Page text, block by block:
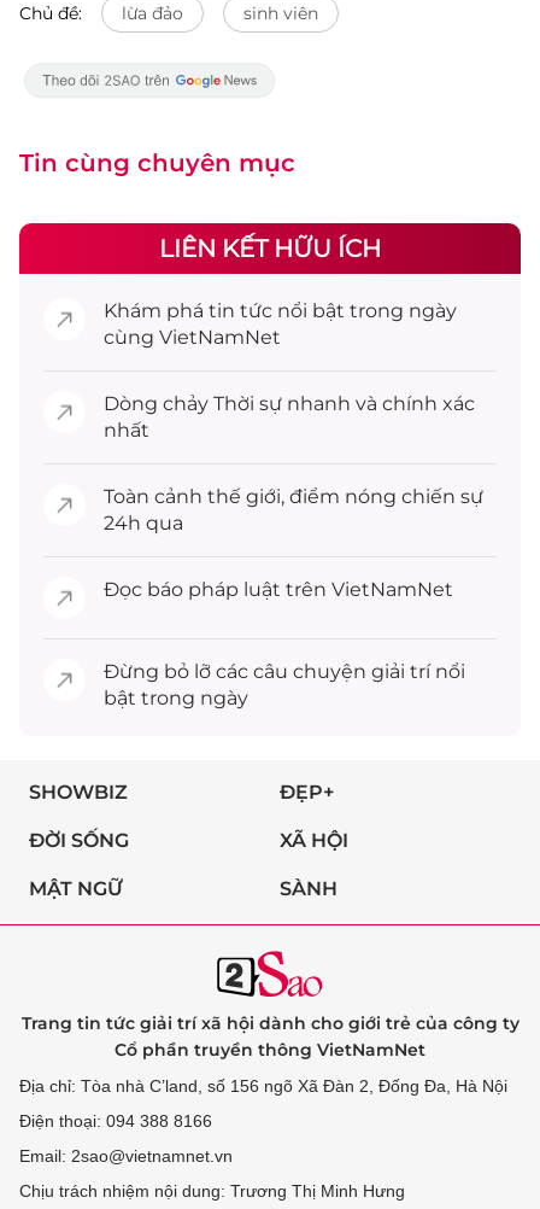
Chủ đề: lừa đảo sinh viên
Tin cùng chuyên mục
LIÊN KẾT HỮU ÍCH
Khám phá tin tức nổi bật trong ngày
cùng VietNamNet
Dòng chảy Thời sự nhanh và chính xác
nhất
Toàn cảnh thế giới, điểm nóng chiến sự
24h qua
Đọc báo pháp luật trên VietNamNet
Đừng bỏ lỡ các câu chuyện giải trínổi
bật trong ngày
SHOWBIZ ĐẸP+
ĐỜI SỐNG XÃ HỘI
MẬT NGỮ SÀNH
Trang tin tức giải trí xã hội dành cho giới trẻ của công ty
Cổ phần truyền thông VietNamNet
Địa chỉ: Tòa nhà C’land, số 156 ngõ Xã Đàn 2, Đống Đa, Hà Nội
Điện thoại: 094 388 8166
Email: 2sao@vietnamnet.vn
Chịu trách nhiệm nội dung: Trương Thị Minh Hưng